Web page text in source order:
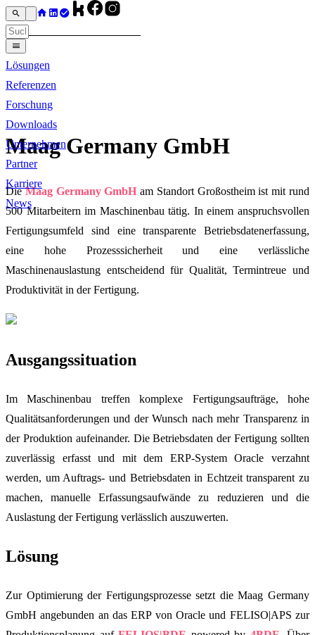
Lösungen
Referenzen
Forschung
Downloads
Unternehmen
Partner
Karriere
News
Maag Germany GmbH
DieMaag Germany GmbH am Standort Großostheim ist mit rund
500 Mitarbeitern im Maschinenbau tätig. In einem anspruchsvollen
Fertigungsumfeld sind eine transparente Betriebsdatenerfassung,
eine hohe Prozesssicherheit und eine verlässliche
Maschinenauslastung entscheidend für Qualität, Termintreue und
Produktivität in der Fertigung.
Ausgangssituation
Im Maschinenbau treffen komplexe Fertigungsaufträge, hohe
Qualitätsanforderungen und der Wunsch nach mehr Transparenz in
der Produktion aufeinander. Die Betriebsdaten der Fertigung sollten
zuverlässig erfasst und mit dem ERP-System Oracle verzahnt
werden, um Auftrags- und Betriebsdaten in Echtzeit transparent zu
machen, manuelle Erfassungsaufwände zu reduzieren und die
Auslastung der Fertigung verlässlich auszuwerten.
Lösung
Zur Optimierung der Fertigungsprozesse setzt die Maag Germany
GmbH angebunden an das ERP von Oracle und FELISO|APS zur